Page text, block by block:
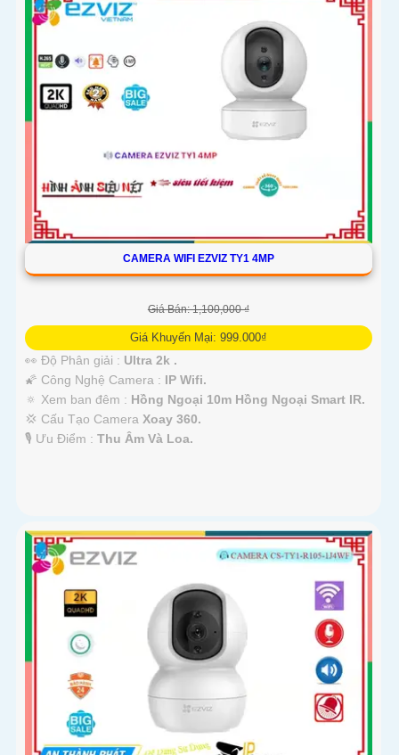
CAMERA WIFI EZVIZ TY1 4MP
Giá Bán: 1,100,000 ₫
Giá Khuyến Mại: 999.000₫
👀 Độ Phân giải : Ultra 2k .
🌠 Công Nghệ Camera : IP Wifi.
🔅 Xem ban đêm : Hồng Ngoại 10m Hồng Ngoại Smart IR.
💢 Cấu Tạo Camera Xoay 360.
️🎙 Ưu Điểm : Thu Âm Và Loa.